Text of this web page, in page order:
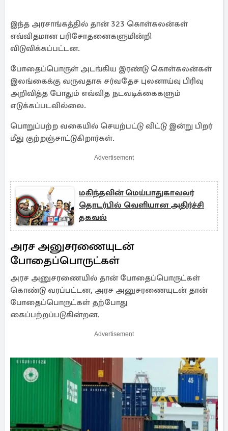
இந்த அரசாங்கத்தில் தான் 323 கொள்கலன்கள்
எவ்விதமான பரிசோதனைகளுமின்றி
விடுவிக்கப்பட்டன.
போதைப்பொருள் அடங்கிய இரண்டு கொள்கலன்கள்
இலங்கைக்கு வருவதாக சர்வதேச புலனாய்வு பிரிவு
அறிவித்த போதும் எவ்வித நடவடிக்கைகளும்
எடுக்கப்படவில்லை.
பொறுப்பற்ற வகையில் செயற்பட்டு விட்டு இன்று பிறர்
மீது குற்றஞ்சாட்டுகிறார்கள்.
Advertisement
மகிந்தவின் மெய்பாதுகாவலர்
தொடர்பில் வெளியான அதிர்ச்சி
தகவல்
அரச அனுசரணையுடன்
போதைப்பொருட்கள்
அரச அனுசரணையில் தான் போதைப்பொருட்கள்
கொண்டு வரப்பட்டன, அரச அனுசரணையுடன் தான்
போதைப்பொருட்கள் தற்போது
கைப்பற்றப்படுகின்றன.
Advertisement